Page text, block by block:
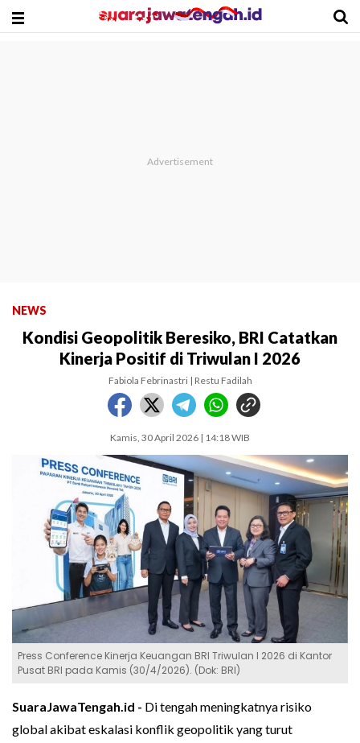
NEWS
Kondisi Geopolitik Beresiko, BRI Catatkan
Kinerja Positif di Triwulan I 2026
Fabiola Febrinastri | Restu Fadilah
Kamis, 30 April 2026 | 14:18 WIB
Press Conference Kinerja Keuangan BRI Triwulan I 2026 di Kantor
Pusat BRI pada Kamis (30/4/2026). (Dok: BRI)
SuaraJawaTengah.id - Di tengah meningkatnya risiko
global akibat eskalasi konflik geopolitik yang turut